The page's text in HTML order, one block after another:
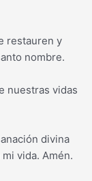
restauren y
nombre.
nuestras vidas
divina
vida. Amén.